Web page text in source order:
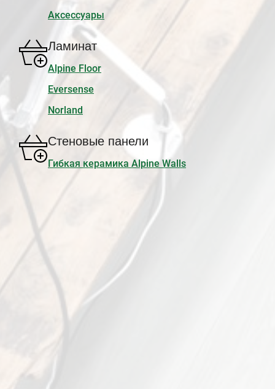
Аксессуары
Ламинат
Alpine Floor
Eversense
Norland
Стеновые панели
Гибкая керамика Alpine Walls